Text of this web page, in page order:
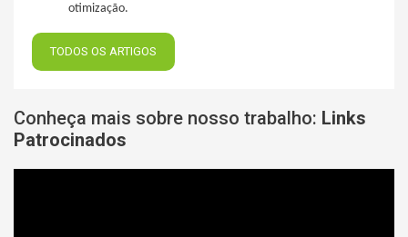
otimização.
TODOS OS ARTIGOS
Conheça mais sobre nosso trabalho: Links
Patrocinados